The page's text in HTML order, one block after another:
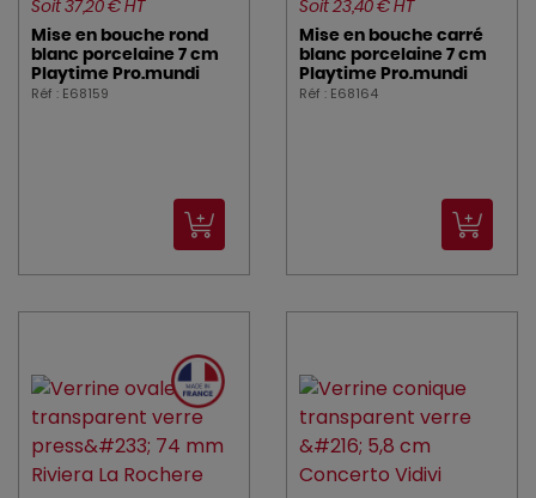
Soit 37,20 € HT
Mise en bouche rond
blanc porcelaine 7 cm
Playtime Pro.mundi
Réf : E68159
Soit 23,40 € HT
Mise en bouche carré
blanc porcelaine 7 cm
Playtime Pro.mundi
Réf : E68164